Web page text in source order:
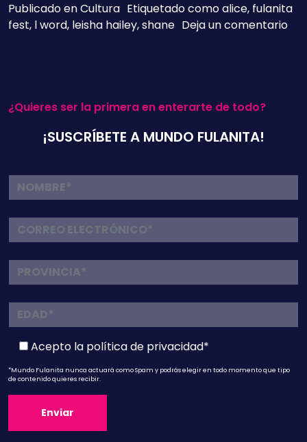
Publicado enCultura Etiquetado comoalice, fulanita
fest, l word, leisha hailey,shane Deja un comentarioen
¿Quieres ser la primera en enterarte de todo?
¡SUSCRÍBETE A MUNDO FULANITA!
Acepto la política de privacidad*
*Mundo Fulanita nunca actuará como Spam y podrás elegir en todo momento que tipo
de contenido quieres recibir.